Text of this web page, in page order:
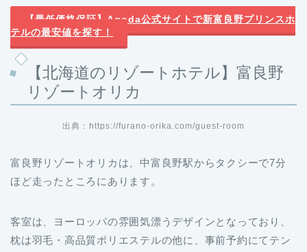
【最低価格保証】Agoda公式サイトで新富良野プリンスホ
テルの最安値を探す！
【北海道のリゾートホテル】富良野
リゾートオリカ
出典：https://furano-orika.com/guest-room
富良野リゾートオリカは、中富良野駅からタクシーで7分
ほど走ったところにあります。
客室は、ヨーロッパの雰囲気漂うデザインとなっており、
枕は羽毛・高品質ポリエステルの他に、事前予約にてテン